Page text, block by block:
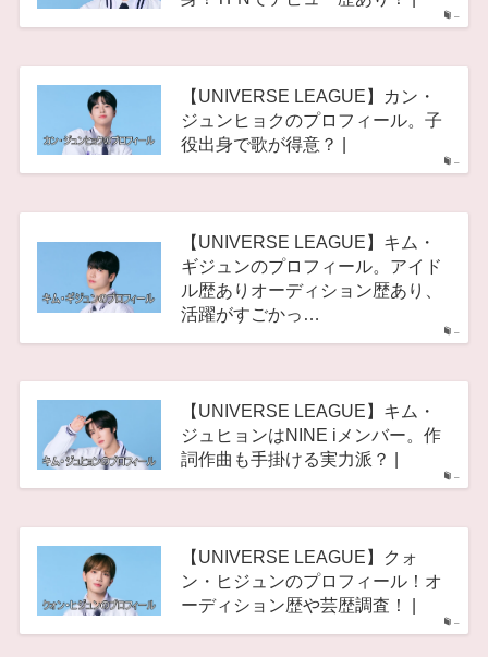
–
–
【UNIVERSE LEAGUE】カン・
ジュンヒョクのプロフィール。子
役出身で歌が得意？ |
–
【UNIVERSE LEAGUE】キム・
ギジュンのプロフィール。アイド
ル歴ありオーディション歴あり、
活躍がすごかっ…
–
【UNIVERSE LEAGUE】キム・
ジュヒョンはNINE iメンバー。作
詞作曲も手掛ける実力派？ |
–
【UNIVERSE LEAGUE】クォ
ン・ヒジュンのプロフィール！オ
ーディション歴や芸歴調査！ |